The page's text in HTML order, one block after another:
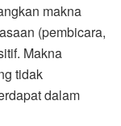
makna
(pembicara,
Makna
tidak
dalam